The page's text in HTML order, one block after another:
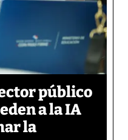
público
a la IA
la